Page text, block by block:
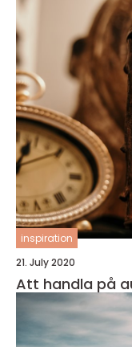
inspiration
21. July 2020
Att handla på